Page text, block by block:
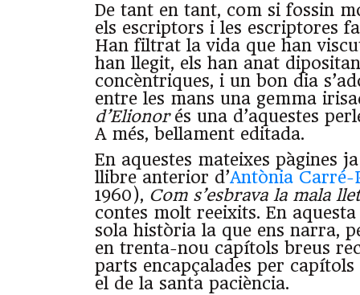
De tant en tant, com si fossin
els escriptors i les escriptores
Han filtrat la vida que han
han llegit, els han anat
concèntriques, i un bon dia
entre les mans una gemma
d’Elionorés una d’aquestes
A més, bellament editada.
En aquestes mateixes pàgines
llibre anterior d’Antònia Carré-
1960), Com s’esbrava la mala llet
contes molt reeixits. En
sola història la que ens narra,
en trenta-nou capítols breus
parts encapçalades per
el de la santa paciència.